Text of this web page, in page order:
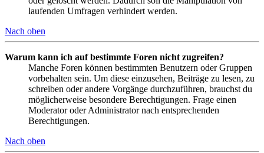
laufenden Umfragen verhindert werden.
Nach oben
Warum kann ich auf bestimmte Foren nicht zugreifen?
Manche Foren können bestimmten Benutzern oder Gruppen
vorbehalten sein. Um diese einzusehen, Beiträge zu lesen, zu
schreiben oder andere Vorgänge durchzuführen, brauchst du
möglicherweise besondere Berechtigungen. Frage einen
Moderator oder Administrator nach entsprechenden
Berechtigungen.
Nach oben